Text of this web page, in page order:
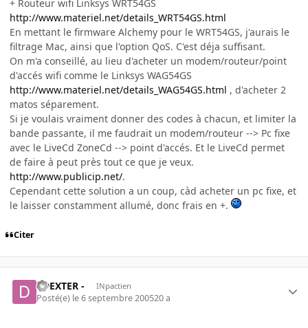
+ Routeur wifi Linksys WRT54GS
http://www.materiel.net/details_WRT54GS.html
En mettant le firmware Alchemy pour le WRT54GS, j'aurais le
filtrage Mac, ainsi que l'option QoS. C'est déja suffisant.
On m'a conseillé, au lieu d'acheter un modem/routeur/point
d'accés wifi comme le Linksys WAG54GS
http://www.materiel.net/details_WAG54GS.html , d'acheter 2
matos séparement.
Si je voulais vraiment donner des codes à chacun, et limiter la
bande passante, il me faudrait un modem/routeur --> Pc fixe
avec le LiveCd ZoneCd --> point d'accés. Et le LiveCd permet
de faire à peut près tout ce que je veux.
http://www.publicip.net/.
Cependant cette solution a un coup, càd acheter un pc fixe, et
le laisser constamment allumé, donc frais en +.
Citer
- DEXTER - INpactien
Posté(e) le 6 septembre 200520 a